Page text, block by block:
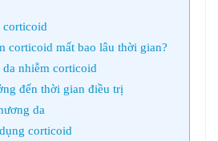
corticoid
corticoid mất bao lâu thời gian?
nhiễm corticoid
đến thời gian điều trị
da
corticoid